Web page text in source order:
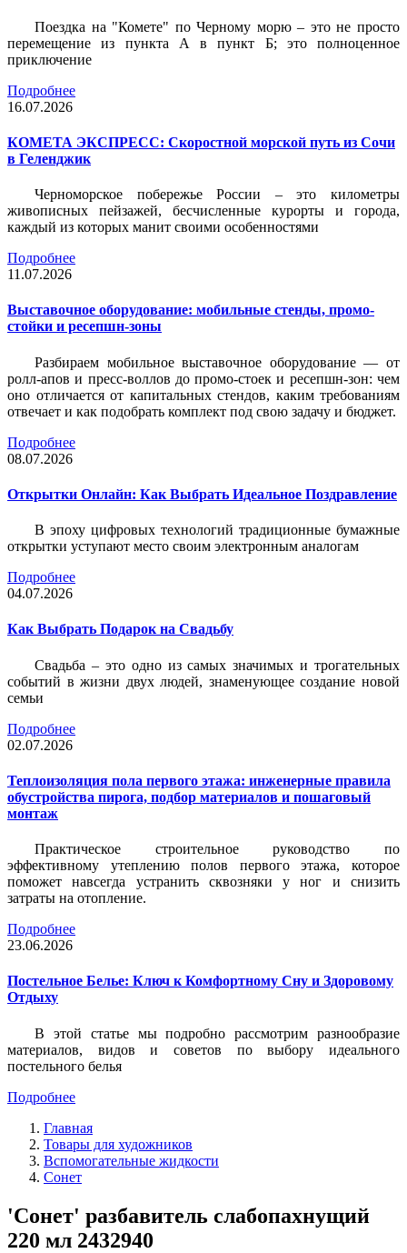
Поездка на "Комете" по Черному морю – это не просто
перемещение из пункта А в пункт Б; это полноценное
приключение
Подробнее
16.07.2026
КОМЕТА ЭКСПРЕСС: Скоростной морской путь из Сочи
в Геленджик
Черноморское побережье России – это километры
живописных пейзажей, бесчисленные курорты и города,
каждый из которых манит своими особенностями
Подробнее
11.07.2026
Выставочное оборудование: мобильные стенды, промо-
стойки и ресепшн-зоны
Разбираем мобильное выставочное оборудование — от
ролл-апов и пресс-воллов до промо-стоек и ресепшн-зон: чем
оно отличается от капитальных стендов, каким требованиям
отвечает и как подобрать комплект под свою задачу и бюджет.
Подробнее
08.07.2026
Открытки Онлайн: Как Выбрать Идеальное Поздравление
В эпоху цифровых технологий традиционные бумажные
открытки уступают место своим электронным аналогам
Подробнее
04.07.2026
Как Выбрать Подарок на Свадьбу
Свадьба – это одно из самых значимых и трогательных
событий в жизни двух людей, знаменующее создание новой
семьи
Подробнее
02.07.2026
Теплоизоляция пола первого этажа: инженерные правила
обустройства пирога, подбор материалов и пошаговый
монтаж
Практическое строительное руководство по
эффективному утеплению полов первого этажа, которое
поможет навсегда устранить сквозняки у ног и снизить
затраты на отопление.
Подробнее
23.06.2026
Постельное Белье: Ключ к Комфортному Сну и Здоровому
Отдыху
В этой статье мы подробно рассмотрим разнообразие
материалов, видов и советов по выбору идеального
постельного белья
Подробнее
Главная
Товары для художников
Вспомогательные жидкости
Сонет
'Сонет' разбавитель слабопахнущий
220 мл 2432940